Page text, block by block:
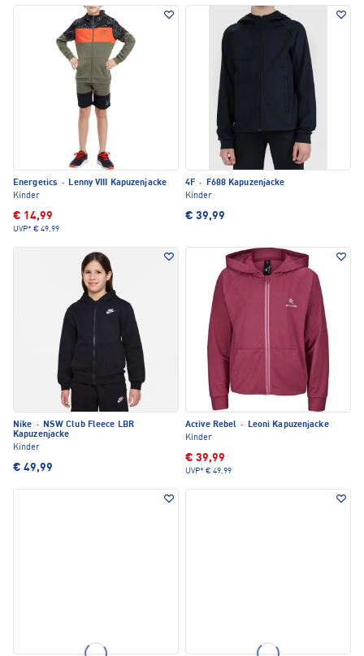
Energetics · Lenny VIII Kapuzenjacke
Kinder
€ 14,99
UVP* € 49,99
4F ·
F688 Kapuzenjacke
Kinder
€ 39,99
Nike · NSW Club Fleece LBR
Kapuzenjacke
Kinder
€ 49,99
Active Rebel ·
Leoni Kapuzenjacke
Kinder
€ 39,99
UVP* € 49,99